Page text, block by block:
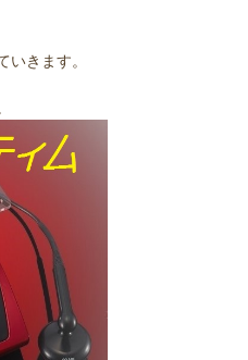
いきます。